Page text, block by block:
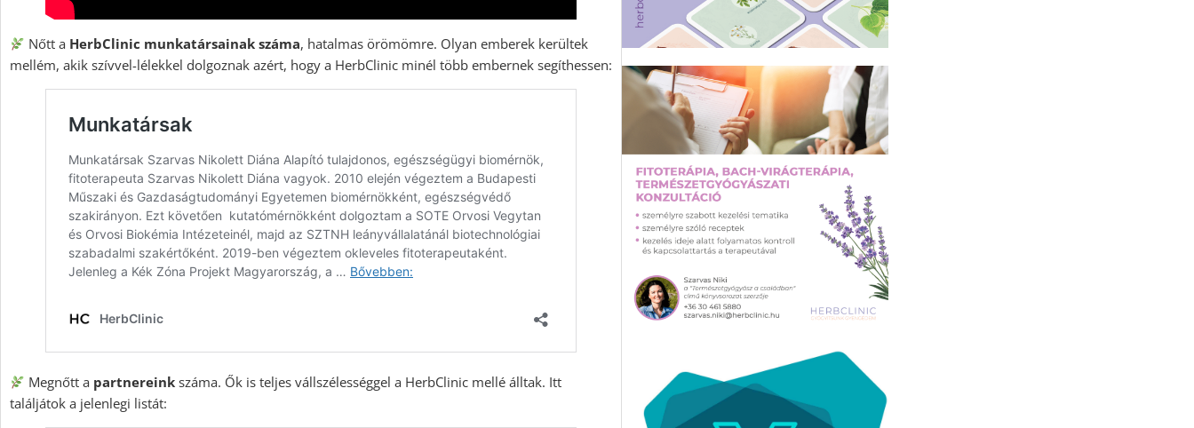
Nőtt a HerbClinic munkatársainak száma, hatalmas örömömre. Olyan emberek kerültek
mellém, akik szívvel-lélekkel dolgoznak azért, hogy a HerbClinic minél több embernek segíthessen:
Megnőtt a partnereinkszáma. Ők is teljes vállszélességgel a HerbClinic mellé álltak. Itt
találjátok a jelenlegi listát: